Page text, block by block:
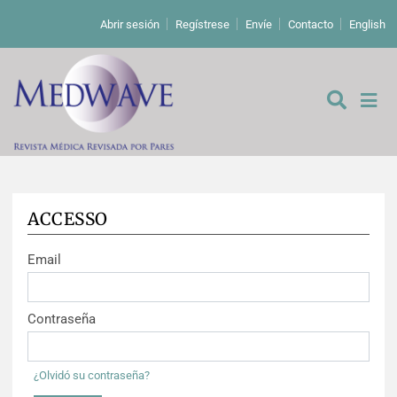
Abrir sesión Regístrese Envíe Contacto English
De los editores
Editoriales
Comentarios
Cartas a los editores
Estudios originales
Estudios cualitativos
Análisis
ACCESSO
Email
Contraseña
¿Olvidó su contraseña?